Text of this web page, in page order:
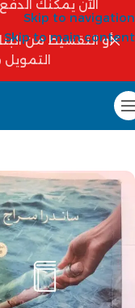
Skip to navigation
Skip to main content
الآن يمكنك